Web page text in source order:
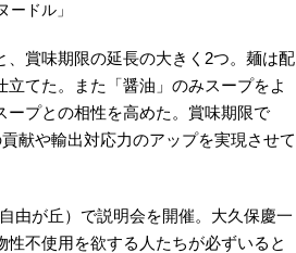
ドル」
賞味期限の延長の大きく2つ。麺は配
てた。また「醤油」のみスープをよ
ープとの相性を高めた。賞味期限で
献や輸出対応力のアップを実現させて
由が丘）で説明会を開催。大久保慶一
不使用を欲する人たちが必ずいると